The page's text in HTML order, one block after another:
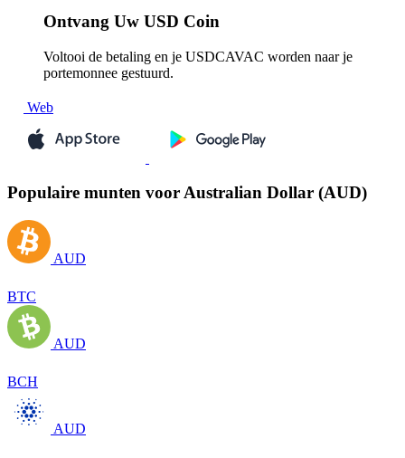
Ontvang Uw USD Coin
Voltooi de betaling en je USDCAVAC worden naar je
portemonnee gestuurd.
Web
Populaire munten voor Australian Dollar (AUD)
AUD
BTC
AUD
BCH
AUD